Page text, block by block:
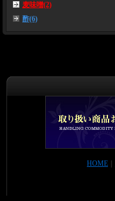
麦味噌(2)
酢(6)
HOME